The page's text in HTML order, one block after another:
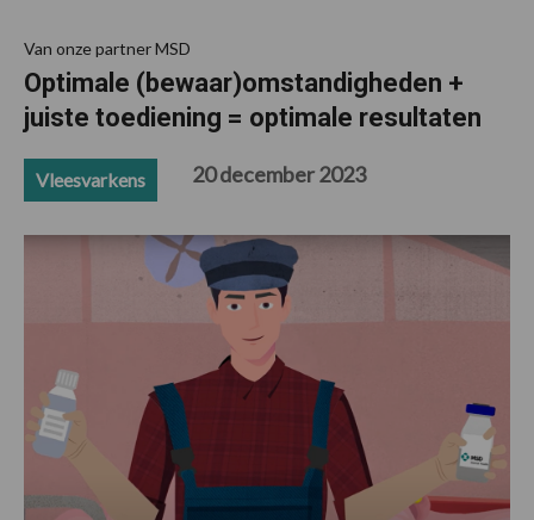
Van onze partner MSD
Optimale (bewaar)omstandigheden +
juiste toediening = optimale resultaten
Vleesvarkens 20 december 2023